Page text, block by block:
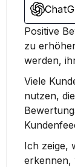
Positive
zu
werden,
Viele
nutzen,
Ich zeige,
erkennen,